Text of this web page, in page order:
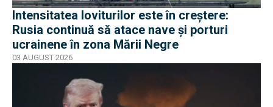
Intensitatea loviturilor este în creștere:
Rusia continuă să atace nave și porturi
ucrainene în zona Mării Negre
03 AUGUST 2026